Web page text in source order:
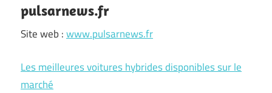
pulsarnews.fr
Site web :www.pulsarnews.fr
Les meilleures voitures hybrides disponibles sur le
marché